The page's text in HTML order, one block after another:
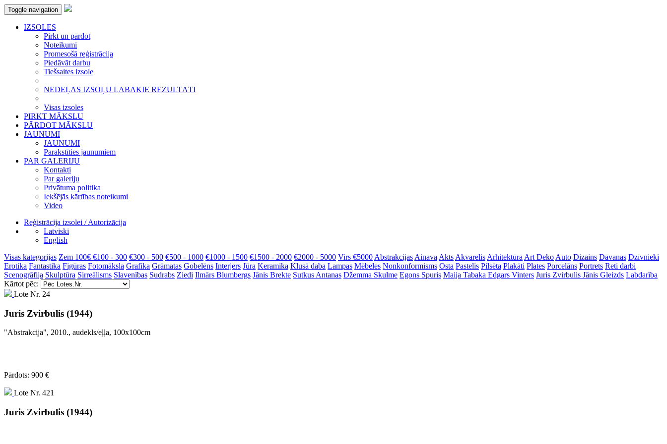
Toggle navigation
IZSOLES
Pirkt un pārdot
Noteikumi
Promesošā reģistrācija
Piedāvāt darbu
Tiešsaites izsole
NEDĒĻAS IZSOĻU LABĀKIE REZULTĀTI
Visas izsoles
PIRKT MĀKSLU
PĀRDOT MĀKSLU
JAUNUMI
JAUNUMI
Parakstīties jaunumiem
PAR GALERIJU
Kontakti
Par galeriju
Privātuma politika
Iekšējās kārtības noteikumi
Video
Reģistrācija izsolei / Autorizācija
Latviski
English
Visas kategorijas Zem 100€ €100 - 300 €300 - 500 €500 - 1000 €1000 - 1500 €1500 - 2000 €2000 - 5000 Virs €5000 Abstrakcijas Ainava Akts Akvarelis Arhitektūra Art Deko Auto Dizains Dāvanas Dzīvnieki
Erotika Fantastika Figūras Fotomāksla Grafika Grāmatas Gobelēns Interjers Jūra Keramika Klusā daba Lampas Mēbeles Nonkonformisms Osta Pastelis Pilsēta Plakāti Plates Porcelāns Portrets Reti darbi
Scenogrāfija Skulptūra Sirreālisms Slavenības Sudrabs Ziedi Ilmārs Blumbergs Jānis Brekte Sutkus Antanas Džemma Skulme Egons Spuris Maija Tabaka Edgars Vinters Juris Zvirbulis Jānis Gleizds Labdarība
Kārtot pēc:
Lote Nr. 24
Juris Zvirbulis (1944)
"Abstrakcija", 2010., audekls/eļļa, 100x100cm
Pārdots: 900 €
Lote Nr. 421
Juris Zvirbulis (1944)